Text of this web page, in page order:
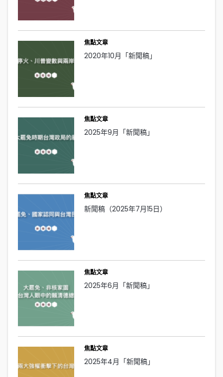
焦點文章
2020年10月「新聞稿」
焦點文章
2025年9月「新聞稿」
焦點文章
新聞稿（2025年7月15日）
焦點文章
2025年6月「新聞稿」
焦點文章
2025年4月「新聞稿」